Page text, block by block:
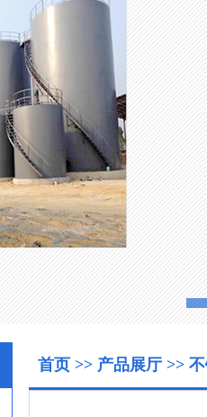
首页 >> 产品展厅 >>